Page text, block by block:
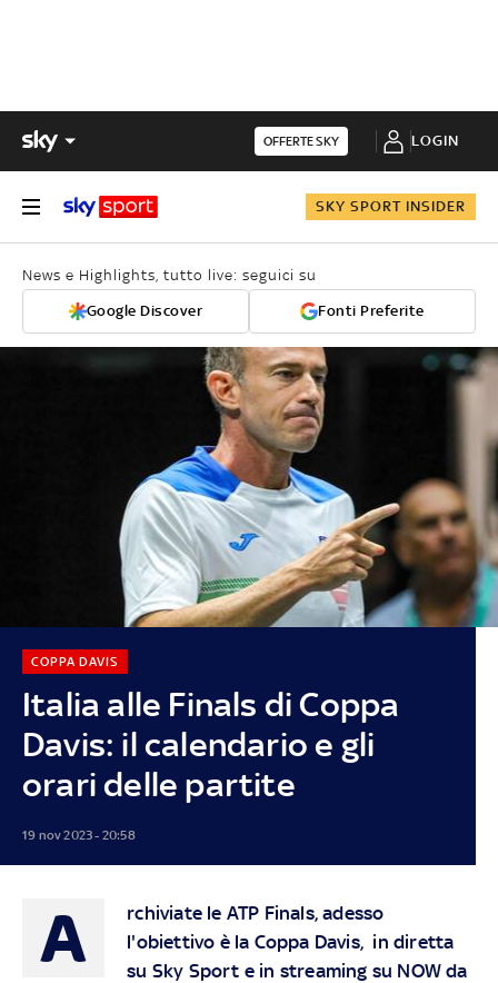
OFFERTE SKY LOGIN
SKY SPORT INSIDER
News e Highlights, tutto live: seguici su
Google Discover Fonti Preferite
Italia alle Finals di Coppa
Davis: il calendario e gli
orari delle partite
COPPA DAVIS
19 nov 2023 - 20:58
A
rchiviate le ATP Finals, adesso
l'obiettivo è la Coppa Davis, in diretta
su Sky Sport e in streaming su NOW da